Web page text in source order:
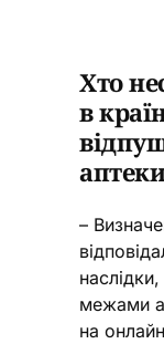
Хто
в
–
межами
на